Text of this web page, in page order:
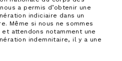
a permis d’obtenir une
indiciaire dans un
Même si nous ne sommes
attendons notamment une
indemnitaire, il y a une